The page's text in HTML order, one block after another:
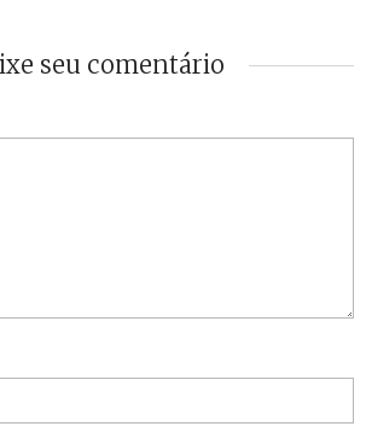
seu comentário